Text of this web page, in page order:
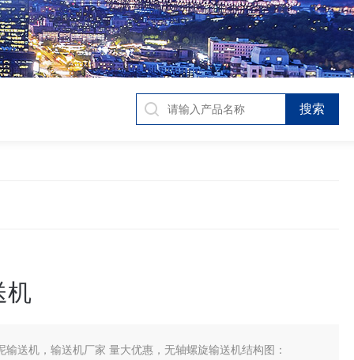
机
输送机，输送机厂家 量大优惠，无轴螺旋输送机结构图：